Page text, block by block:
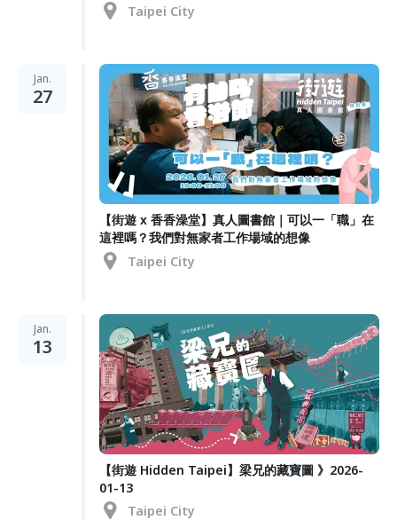
Taipei City
Jan.
27
【街遊 x 香香澡堂】真人圖書館｜可以一「職」在
這裡嗎？我們對無家者工作場域的想像
Taipei City
Jan.
13
【街遊 Hidden Taipei】梁兄的藏寶圖 》2026-
01-13
Taipei City